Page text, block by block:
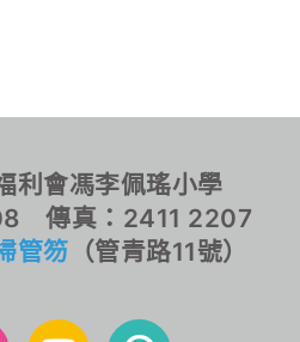
利會馮李佩瑤小學
傳真：2411 2207
管笏 （管青路11號）